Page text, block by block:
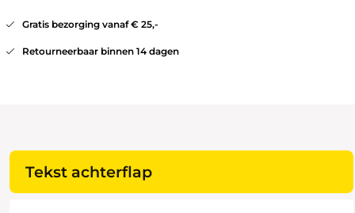
Gratis bezorging vanaf € 25,-
Retourneerbaar binnen 14 dagen
Tekst achterflap